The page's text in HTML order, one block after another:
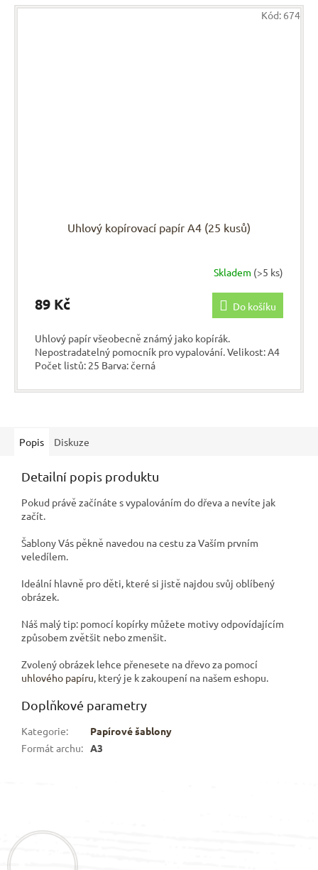
Uhlový kopírovací papír A4 (25 kusů)
Skladem (>5 ks)
89 Kč Do košíku
Uhlový papír všeobecně známý jako kopírák.
Nepostradatelný pomocník pro vypalování. Velikost: A4
Počet listů: 25 Barva: černá
Kód: 674
Popis Diskuze
Detailní popis produktu
Pokud právě začínáte s vypalováním do dřeva a nevíte jak
začít.
Šablony Vás pěkně navedou na cestu za Vaším prvním
veledílem.
Ideální hlavně pro děti, které si jistě najdou svůj oblíbený
obrázek.
Náš malý tip: pomocí kopírky můžete motivy odpovídajícím
způsobem zvětšit nebo zmenšit.
Zvolený obrázek lehce přenesete na dřevo za pomocí
uhlového papíru, který je k zakoupení na našem eshopu.
Doplňkové parametry
Kategorie:
Papírové šablony
Formát archu: A3